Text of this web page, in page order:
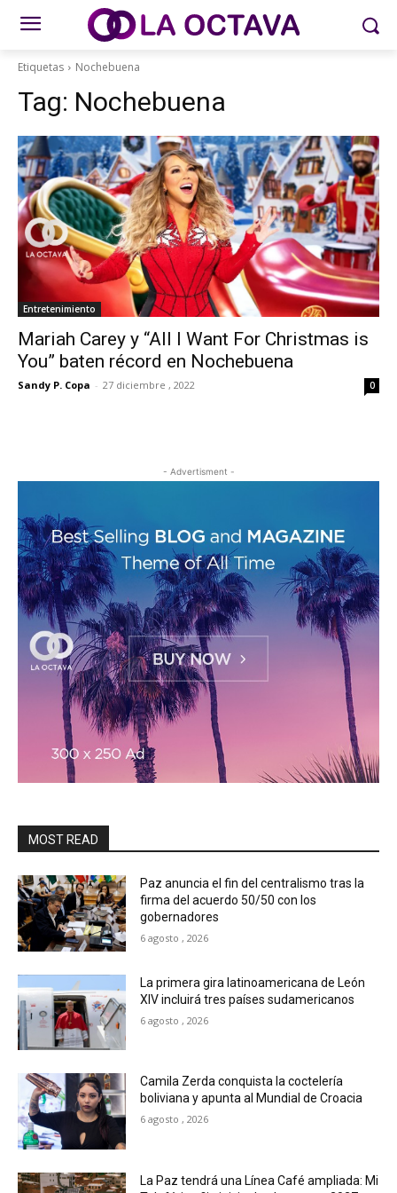
Etiquetas Nochebuena
Tag: Nochebuena
Entretenimiento
Mariah Carey y “All I Want For Christmas is
You” baten récord en Nochebuena
Sandy P. Copa - 27 diciembre , 2022 0
- Advertisment -
MOST READ
Paz anuncia el fin del centralismo tras la
firma del acuerdo 50/50 con los
gobernadores
6 agosto , 2026
La primera gira latinoamericana de León
XIV incluirá tres países sudamericanos
6 agosto , 2026
Camila Zerda conquista la coctelería
boliviana y apunta al Mundial de Croacia
6 agosto , 2026
La Paz tendrá una Línea Café ampliada: Mi